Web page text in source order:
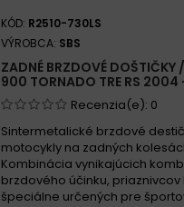
KÓD: R2510-730LS
VÝROBCA: SBS
ZADNÉ BRZDOVÉ DOŠTIČKY
900 TORNADO TRE RS 2004
Recenzia(e): 0
Sintermetalické brzdové
motocykly na zadných
Kombinácia vynikajúcich
brzdového účinku,
špeciálne určených pre